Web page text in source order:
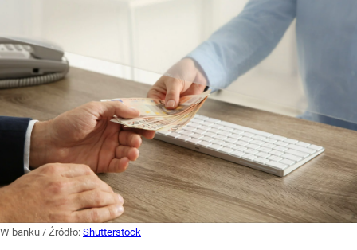
W banku / Źródło: Shutterstock